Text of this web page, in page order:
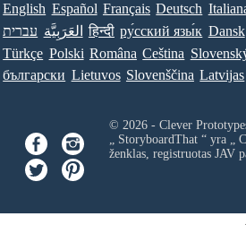
English Español Français Deutsch
עברית العَرَبِيَّة हिन्दी ру́сский язы́к Dansk
Türkçe Polski Româna Ceština
български Lietuvos Slovenščina Latvijas
© 2026 - Clever
„ StoryboardThat “ yra „
ženklas, registruotas JAV